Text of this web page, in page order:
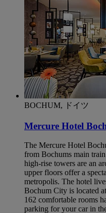
BOCHUM, ドイツ
Mercure Hotel
The Mercure Hotel
from Bochums main
high-rise towers are an
upper floors offer a
metropolis. The hotel
Bochum City is located
162 comfortable rooms
parking for your car in